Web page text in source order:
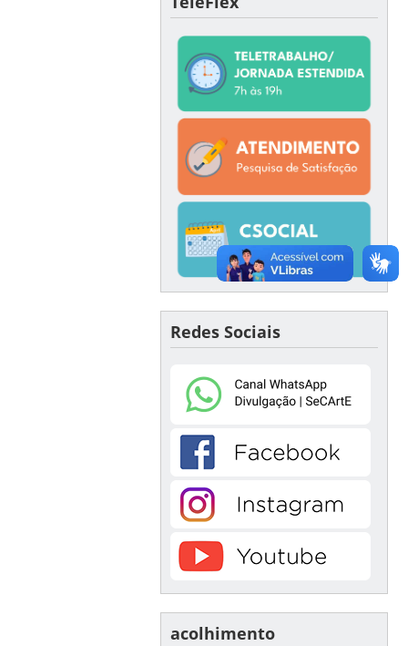
Redes Sociais
acolhimento